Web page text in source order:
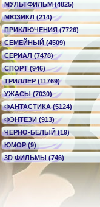
МУЛЬТФИЛЬМ (4825)
МЮЗИКЛ (214)
ПРИКЛЮЧЕНИЯ (7726)
СЕМЕЙНЫЙ (4509)
СЕРИАЛ (7478)
СПОРТ (946)
ТРИЛЛЕР (11769)
УЖАСЫ (7030)
ФАНТАСТИКА (5124)
ФЭНТЕЗИ (913)
ЧЕРНО-БЕЛЫЙ (19)
ЮМОР (9)
3D ФИЛЬМЫ (746)